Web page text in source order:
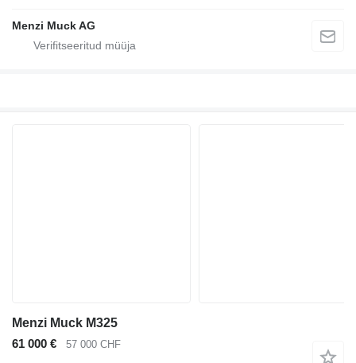
Menzi Muck AG
Menzi Muck M325
61 000 €
57 000 CHF